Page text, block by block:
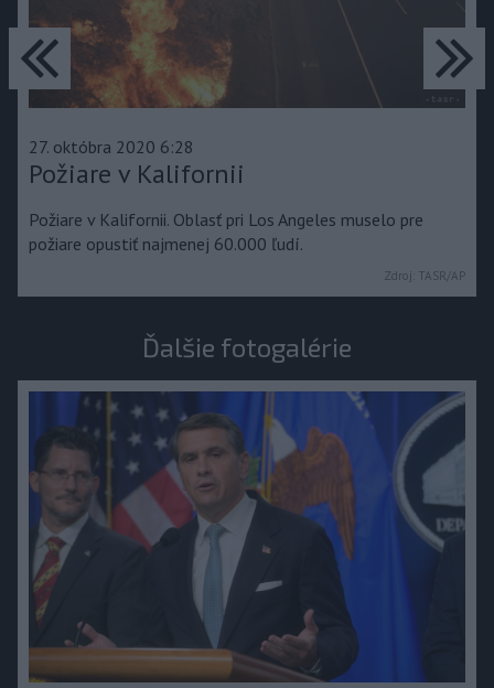
27. októbra 2020 6:28
Požiare v Kalifornii
Požiare v Kalifornii. Oblasť pri Los Angeles muselo pre
požiare opustiť najmenej 60.000 ľudí.
Zdroj: TASR/AP
predchádzajúce
Ďalšie fotogalérie